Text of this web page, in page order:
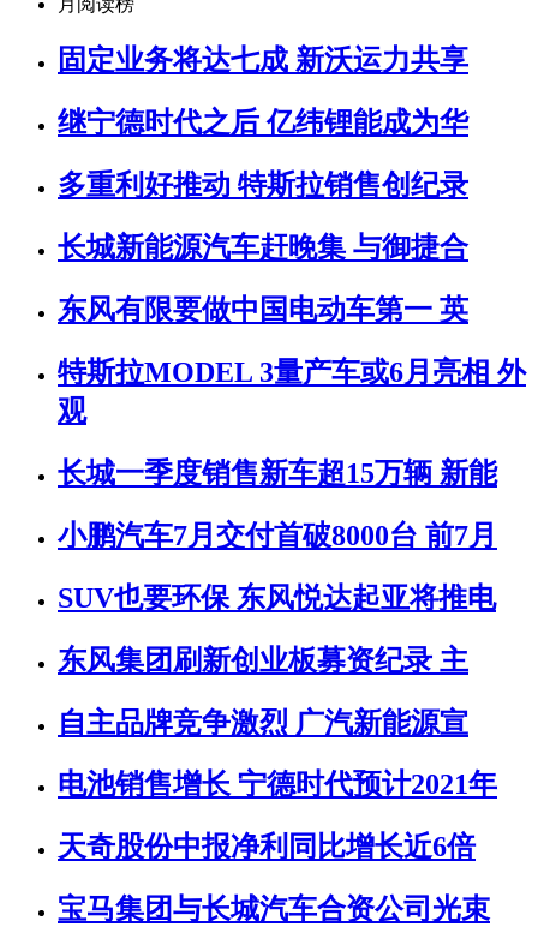
固定业务将达七成 新沃运力共享
继宁德时代之后 亿纬锂能成为华
多重利好推动 特斯拉销售创纪录
长城新能源汽车赶晚集 与御捷合
东风有限要做中国电动车第一 英
特斯拉MODEL 3量产车或6月亮相 外
观
长城一季度销售新车超15万辆 新能
小鹏汽车7月交付首破8000台 前7月
SUV也要环保 东风悦达起亚将推电
东风集团刷新创业板募资纪录 主
自主品牌竞争激烈 广汽新能源宣
电池销售增长 宁德时代预计2021年
天奇股份中报净利同比增长近6倍
宝马集团与长城汽车合资公司光束